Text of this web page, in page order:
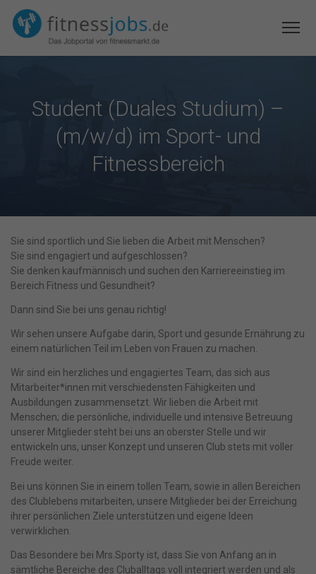
Student (Duales Studium) –
(m/w/d) im Sport- und
Fitnessbereich
Sie sind sportlich und Sie lieben die Arbeit mit Menschen?
Sie sind engagiert und aufgeschlossen?
Sie denken kaufmännisch und suchen den Karriereeinstieg im
Bereich Fitness und Gesundheit?
Dann sind Sie bei uns genau richtig!
Wir sehen unsere Aufgabe darin, Sport und gesunde Ernährung zu
einem natürlichen Teil im Leben von Frauen zu machen.
Wir sind ein herzliches und engagiertes Team, das sich aus
Mitarbeiter*innen mit verschiedensten Fähigkeiten und
Ausbildungen zusammensetzt. Wir lieben die Arbeit mit
Menschen; die persönliche, individuelle und intensive Betreuung
unserer Mitglieder steht bei uns an oberster Stelle und wir
entwickeln uns, unser Konzept und unseren Club stets mit voller
Freude weiter.
Bei uns können Sie in einem tollen Team, sowie in allen Bereichen
des Clublebens mitarbeiten, unsere Mitglieder bei der Erreichung
ihrer persönlichen Ziele unterstützen und eigene Ideen
verwirklichen.
Das Besondere bei Mrs.Sporty ist, dass Sie von Anfang an in
sämtliche Bereiche des Cluballtags voll integriert werden und als